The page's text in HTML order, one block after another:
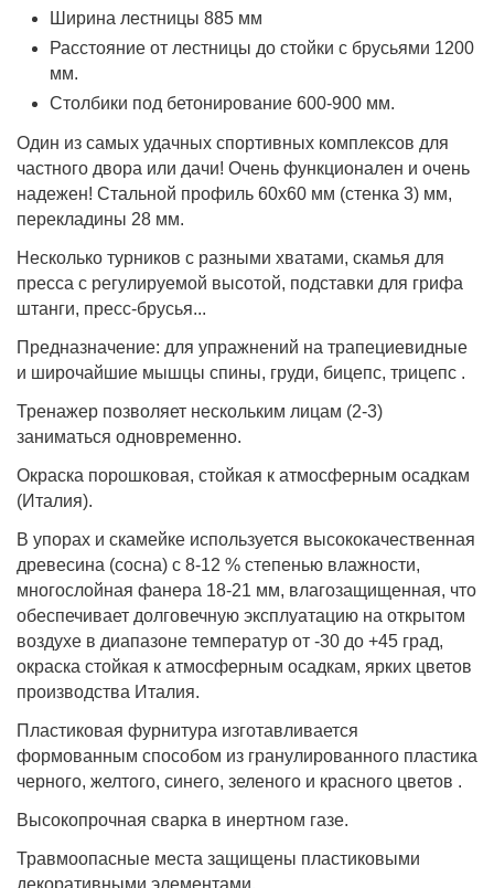
Ширина лестницы 885 мм
Расстояние от лестницы до стойки с брусьями 1200
мм.
Столбики под бетонирование 600-900 мм.
Один из самых удачных спортивных комплексов для
частного двора или дачи! Очень функционален и очень
надежен! Стальной профиль 60х60 мм (стенка 3) мм,
перекладины 28 мм.
Несколько турников с разными хватами, скамья для
пресса с регулируемой высотой, подставки для грифа
штанги, пресс-брусья...
Предназначение: для упражнений на трапециевидные
и широчайшие мышцы спины, груди, бицепс, трицепс .
Тренажер позволяет нескольким лицам (2-3)
заниматься одновременно.
Окраска порошковая, стойкая к атмосферным осадкам
(Италия).
В упорах и скамейке используется высококачественная
древесина (сосна) с 8-12 % степенью влажности,
многослойная фанера 18-21 мм, влагозащищенная, что
обеспечивает долговечную эксплуатацию на открытом
воздухе в диапазоне температур от -30 до +45 град,
окраска стойкая к атмосферным осадкам, ярких цветов
производства Италия.
Пластиковая фурнитура изготавливается
формованным способом из гранулированного пластика
черного, желтого, синего, зеленого и красного цветов .
Высокопрочная сварка в инертном газе.
Травмоопасные места защищены пластиковыми